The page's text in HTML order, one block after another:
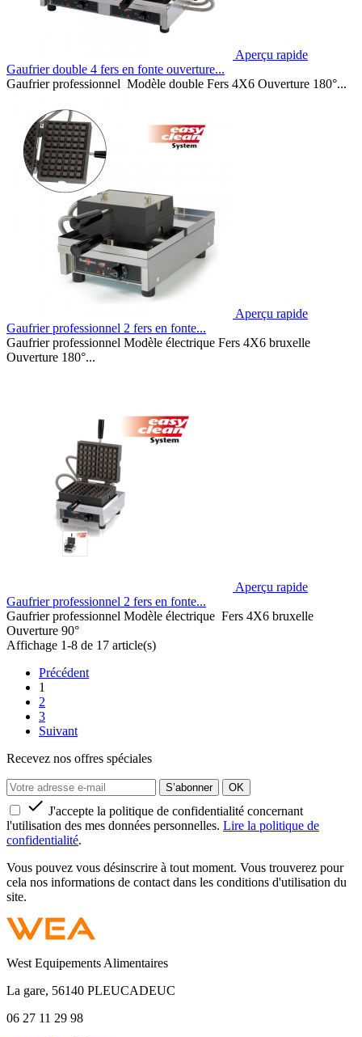
Aperçu rapide
Gaufrier double 4 fers en fonte ouverture...
Gaufrier professionnel Modèle double Fers 4X6 Ouverture 180°...
Aperçu rapide
Gaufrier professionnel 2 fers en fonte...
Gaufrier professionnel Modèle électrique Fers 4X6 bruxelle
Ouverture 180°...
Aperçu rapide
Gaufrier professionnel 2 fers en fonte...
Gaufrier professionnel Modèle électrique Fers 4X6 bruxelle
Ouverture 90°
Affichage 1-8 de 17 article(s)
Précédent
1
2
3
Suivant
Recevez nos offres spéciales
 J'accepte la politique de confidentialité concernant
l'utilisation des mes données personnelles. Lire la politique de
confidentialité.
Vous pouvez vous désinscrire à tout moment. Vous trouverez pour
cela nos informations de contact dans les conditions d'utilisation du
site.
West Equipements Alimentaires
La gare, 56140 PLEUCADEUC
06 27 11 29 98